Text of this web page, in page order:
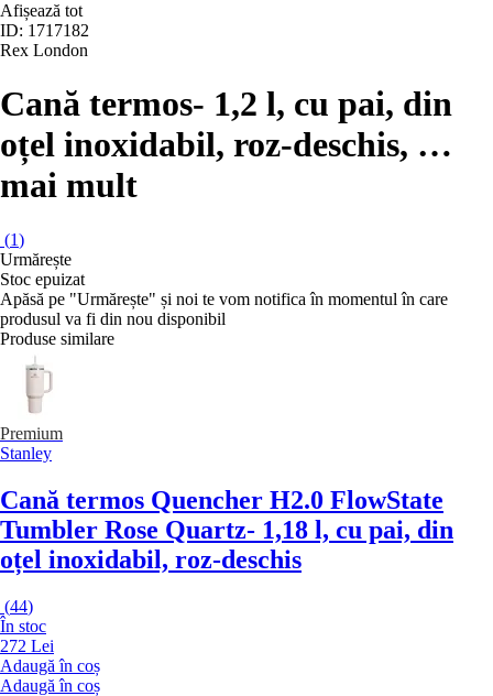
Afișează tot
ID: 1717182
Rex London
Cană termos- 1,2 l, cu pai, din
oțel inoxidabil, roz-deschis, …
mai mult
(1)
Urmărește
Stoc epuizat
Apăsă pe "Urmărește" și noi te vom notifica în momentul în care
produsul va fi din nou disponibil
Produse similare
Premium
Stanley
Cană termos Quencher H2.0 FlowState
Tumbler Rose Quartz- 1,18 l, cu pai, din
oțel inoxidabil, roz-deschis
(44)
În stoc
272 Lei
Adaugă în coș
Adaugă în coș